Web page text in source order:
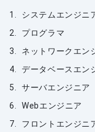
システムエンジニ
プログラマ
ネットワークエン
データベースエン
サーバエンジニア
Webエンジニア
フロントエンジニ